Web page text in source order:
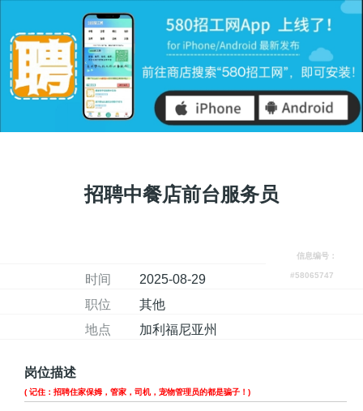
招聘中餐店前台服务员
信息编号：
#58065747
时间
2025-08-29
职位
其他
地点
加利福尼亚州
岗位描述
( 记住：招聘住家保姆，管家，司机，宠物管理员的都是骗子！)